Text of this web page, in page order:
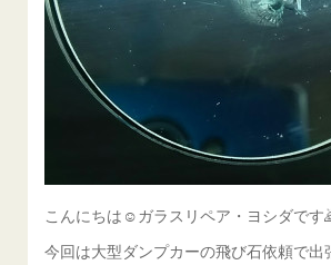
こんにちは☺ガラスリペア・ヨシダです
今回は大型ダンプカーの飛び石依頼で出